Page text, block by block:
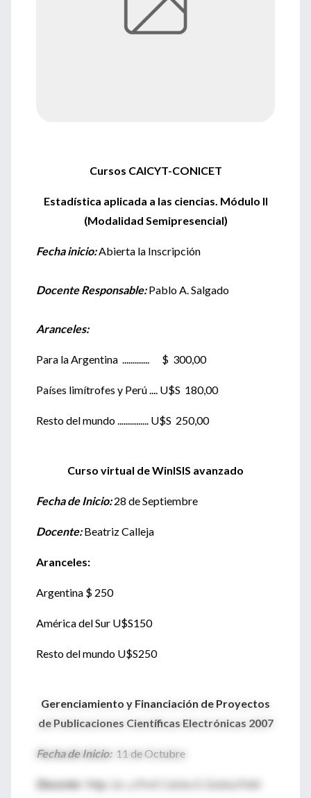
Cursos CAICYT-CONICET
Estadística aplicada a las ciencias. Módulo II
(Modalidad Semipresencial)
Fecha inicio:Abierta la Inscripción
Docente Responsable:Pablo A. Salgado
Aranceles:
Para la Argentina ............. $ 300,00
Países limítrofes y Perú .... U$S 180,00
Resto del mundo ............... U$S 250,00
Curso virtual de WinISIS avanzado
Fecha de Inicio:28 de Septiembre
Docente:Beatriz Calleja
Aranceles:
Argentina $ 250
América del Sur U$S150
Resto del mundo U$S250
Gerenciamiento y Financiación de Proyectos
de Publicaciones Científicas Electrónicas 2007
Fecha de Inicio:11 de Octubre
Docente: Mgr. Lic. y Prof. Carlos E. Ezeiza Pohl